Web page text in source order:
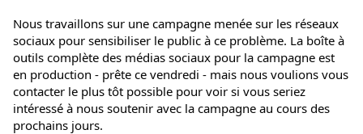
Nous travaillons sur une campagne menée sur les réseaux
sociaux pour sensibiliser le public à ce problème. La boîte à
outils complète des médias sociaux pour la campagne est
en production - prête ce vendredi - mais nous voulions vous
contacter le plus tôt possible pour voir si vous seriez
intéressé à nous soutenir avec la campagne au cours des
prochains jours.